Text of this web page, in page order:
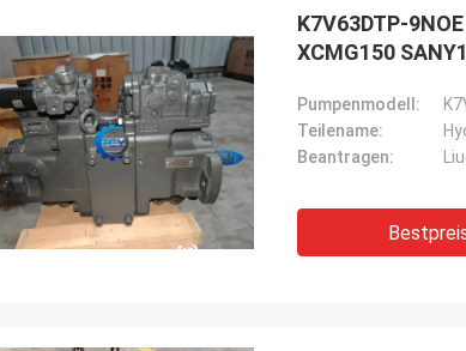
K7V63DTP-
XCMG150
Pumpenmodell:
Teilename:
Beantragen: